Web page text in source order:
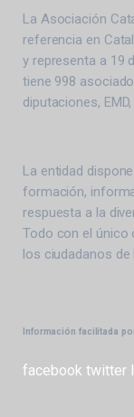
La Asociación
referencia en
y representa a 19
tiene 998
diputaciones,
La entidad
formación,
respuesta a la
Todo con el único
los ciudadanos de
Información facilitada
facebook twitter